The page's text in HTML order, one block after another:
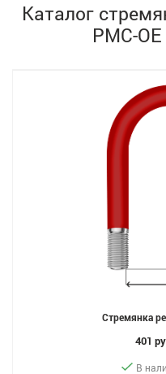
Каталог
РМС-OE
Стремянка
401
В